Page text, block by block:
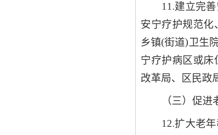
11.建立完
安宁疗护规范化
乡镇(街道)卫生
宁疗护病区或床
改革局、 区 民政
（三） 促进
12.扩大老